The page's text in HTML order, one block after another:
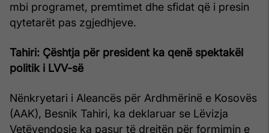
mbi programet, premtimet dhe sfidat që i presin
qytetarët pas zgjedhjeve.
Tahiri: Çështja për president ka qenë spektakël
politik i LVV-së
Nënkryetari i Aleancës për Ardhmërinë e Kosovës
(AAK), Besnik Tahiri, ka deklaruar se Lëvizja
Vetëvendosje ka pasur të drejtën për formimin e